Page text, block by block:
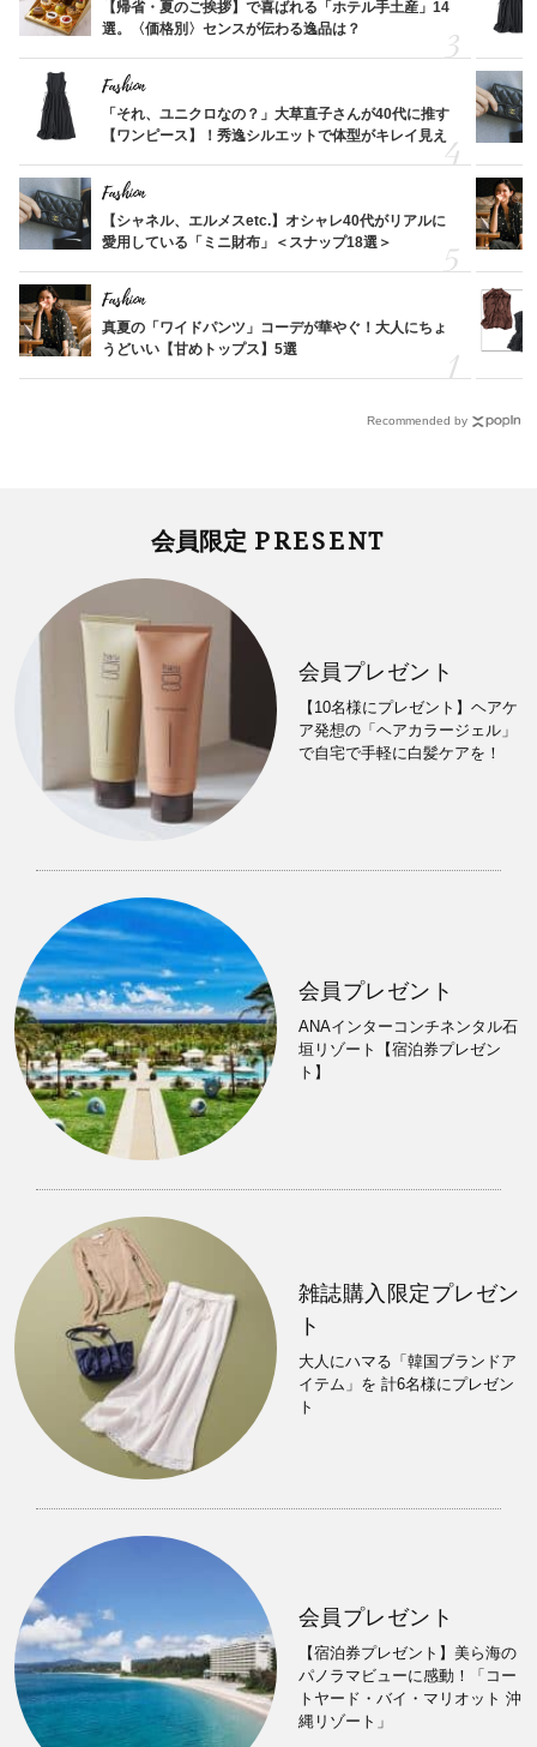
【帰省・夏のご挨拶】で喜ばれる「ホテル手土産」14
選。〈価格別〉センスが伝わる逸品は？
Fashion
「それ、ユニクロなの？」大草直子さんが40代に推す
【ワンピース】！秀逸シルエットで体型がキレイ見え
Fashion
【シャネル、エルメスetc.】オシャレ40代がリアルに
愛用している「ミニ財布」＜スナップ18選＞
Fashion
真夏の「ワイドパンツ」コーデが華やぐ！大人にちょ
うどいい【甘めトップス】5選
Recommended by
会員限定 PRESENT
会員プレゼント
【10名様にプレゼント】ヘアケ
ア発想の「ヘアカラージェル」
で自宅で手軽に白髪ケアを！
会員プレゼント
ANAインターコンチネンタル石
垣リゾート【宿泊券プレゼン
ト】
雑誌購入限定プレゼン
ト
大人にハマる「韓国ブランドア
イテム」を 計6名様にプレゼン
ト
会員プレゼント
【宿泊券プレゼント】美ら海の
パノラマビューに感動！「コー
トヤード・バイ・マリオット 沖
縄リゾート」